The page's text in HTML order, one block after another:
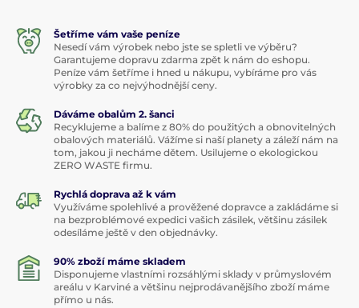
Šetříme vám vaše peníze
Nesedí vám výrobek nebo jste se spletli ve výběru?
Garantujeme dopravu zdarma zpět k nám do eshopu.
Peníze vám šetříme i hned u nákupu, vybíráme pro vás
výrobky za co nejvýhodnější ceny.
Dáváme obalům 2. šanci
Recyklujeme a balíme z 80% do použitých a obnovitelných
obalových materiálů. Vážíme si naší planety a záleží nám na
tom, jakou ji necháme dětem. Usilujeme o ekologickou
ZERO WASTE firmu.
Rychlá doprava až k vám
Využíváme spolehlivé a prověžené dopravce a zakládáme si
na bezproblémové expedici vašich zásilek, většinu zásilek
odesíláme ještě v den objednávky.
90% zboží máme skladem
Disponujeme vlastními rozsáhlými sklady v průmyslovém
areálu v Karviné a většinu nejprodávanějšího zboží máme
přímo u nás.